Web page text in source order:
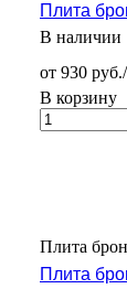
Плита
В наличии
от 930
В корзину
Плита
Плита